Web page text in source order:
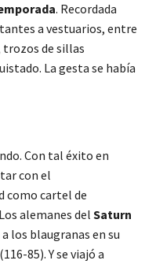
. Recordada
a vestuarios, entre
trozos de sillas
La gesta se había
Con tal éxito en
con el
como cartel de
alemanes del Saturn
los blaugranas en su
85). Y se viajó a